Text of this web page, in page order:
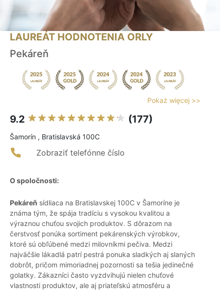
LAUREÁT HODNOTENIA ORLY
Pekáreň
Pokaż więcej >>
9.2 (177)
Šamorín , Bratislavská 100C
Zobraziť telefónne číslo
O spoločnosti:
Pekáreň sídliaca na Bratislavskej 100C v Šamoríne je
známa tým, že spája tradíciu s vysokou kvalitou a
výraznou chuťou svojich produktov. S dôrazom na
čerstvosť ponúka sortiment pekárenských výrobkov,
ktoré sú obľúbené medzi milovníkmi pečiva. Medzi
najväčšie lákadlá patrí pestrá ponuka sladkých aj slaných
dobrôt, pričom mimoriadnej pozornosti sa tešia jedinečné
golatky. Zákazníci často vyzdvihujú nielen chuťové
vlastnosti produktov, ale aj priateľskú atmosféru a